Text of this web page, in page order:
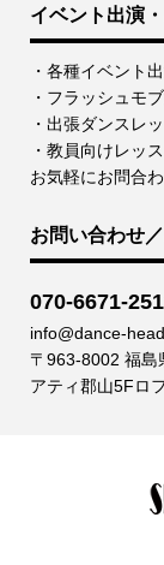
イベント出演
・各種イベント
・フラッシュモ
・出張ダンスレ
・教員向けレッ
お気軽にお問合
お問い合わせ
070-6671-
info@dance-
〒963-8002 福島
アティ郡山5Fロ